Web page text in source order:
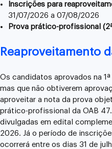
Inscrições para
31/07/2026 a 07/08/2026
Prova prático-profissional
Reaproveitamento
Os candidatos aprovados na
mas que não obtiverem
aproveitar a nota da prova
prático-profissional da OAB
divulgadas em edital
2026. Já o período de
ocorrerá entre os dias 31 de